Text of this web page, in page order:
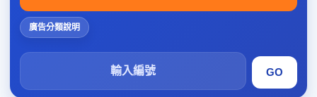
廣告分類說明
搜